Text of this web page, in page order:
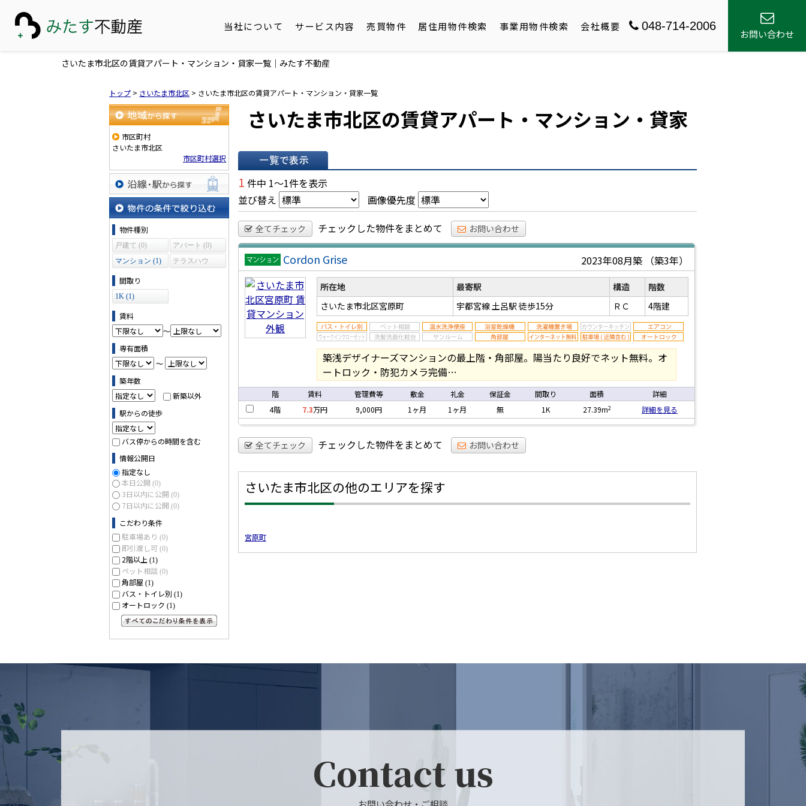
当社について サービス内容 売買物件 居住用物件検索 事業用物件検索 会社概要 048-714-2006
お問い合わせ
さいたま市北区の賃貸アパート・マンション・貸家一覧｜みたす不動産
トップ > さいたま市北区 > さいたま市北区の賃貸アパート・マンション・貸家一覧
地域から探す
市区町村
さいたま市北区
市区町村選択
沿線・駅から探す
物件の条件で絞り込む
物件種別
戸建て (0)
アパート (0)
マンション (1)
テラスハウ
間取り
1K (1)
賃料
～
専有面積
～
築年数
新築以外
駅からの徒歩
バス停からの時間を含む
情報公開日
指定なし
本日公開 (0)
3日以内に公開 (0)
7日以内に公開 (0)
こだわり条件
駐車場あり (0)
即引渡し可 (0)
2階以上 (1)
ペット相談 (0)
角部屋 (1)
バス・トイレ別 (1)
オートロック (1)
さいたま市北区の賃貸アパート・マンション・貸家
一覧で表示
1 件中 1～1件を表示
並び替え
画像優先度
全てチェック チェックした物件をまとめて お問い合わせ
賃貸マ
ンショ
ン
Cordon Grise 2023年08月築 （築3年）
所在地 最寄駅 構造
階数
さいたま市北区宮原町
宇都宮線 土呂駅 徒歩15分 ＲＣ 4階建
築浅デザイナーズマンションの最上階・角部屋。陽当たり良好でネット無料。オ
ートロック・防犯カメラ完備…
階 賃料 管理費等 敷金 礼金 保証金 間取り 面積
詳細
4階
7.3万円 9,000円 1ヶ月 1ヶ月 無 1K 27.39m2 詳細を見る
全てチェック チェックした物件をまとめて お問い合わせ
さいたま市北区の他のエリアを探す
宮原町
Contact us
お問い合わせ・ご相談